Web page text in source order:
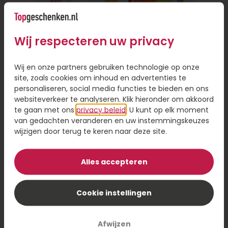
alleen gemakkelijk, want je hoeft de deur niet uit,
maar het bespaart je ook veel tijd. Je hoeft geen
te leggen als de persoon ver weg woont.
Persoonlijke touch toevoegen aan
cadeau
Online een cadeautje versturen is handig, omdat
je de keuze hebt uit een ruim assortiment en je
hoeft niet gehaast een beslissing te nemen. Even
scrollen door het assortiment en een cadeau
sturen op het moment dat voor jou uitkomt. Wil
je een cadeau bezorgen, maar wel iets
persoonlijks toevoegen? Laat je cadeau dan
cadeau. Dit geeft een persoonlijk tintje en maakt
8,95
Bestel
Wij respecteren uw privacy
Wij en onze partners gebruiken technologie op onze
site, zoals cookies om inhoud en advertenties te
personaliseren, social media functies te bieden en ons
websiteverkeer te analyseren. Klik hieronder om akkoord
te gaan met ons privacy beleid . U kunt op elk moment
van gedachten veranderen en uw instemmingskeuzes
wijzigen door terug te keren naar deze site.
Alles accepteren
Cookie instellingen
Afwijzen